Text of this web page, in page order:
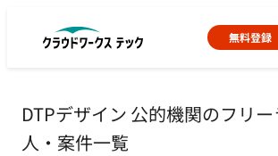
無料登録
DTPデザイン 公的機関のフリ
人・案件一覧